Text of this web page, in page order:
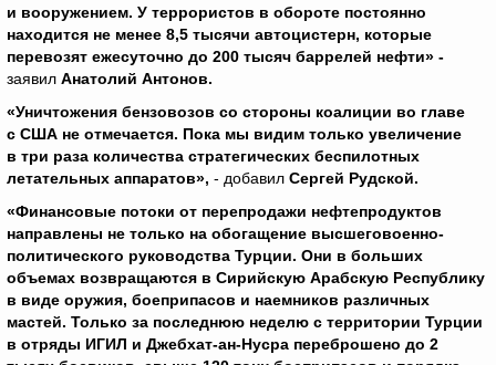
и вооружением. У террористов в обороте постоянно
находится не менее 8,5 тысячи автоцистерн, которые
перевозят ежесуточно до 200 тысяч баррелей нефти» -
заявил Анатолий Антонов.
«Уничтожения бензовозов со стороны коалиции во главе
с США не отмечается. Пока мы видим только увеличение
в три раза количества стратегических беспилотных
летательных аппаратов», - добавил Сергей Рудской.
«Финансовые потоки от перепродажи нефтепродуктов
направлены не только на обогащение высшеговоенно-
политического руководства Турции. Они в больших
объемах возвращаются в Сирийскую Арабскую Республику
в виде оружия, боеприпасов и наемников различных
мастей. Только за последнюю неделю с территории Турции
в отряды ИГИЛ и Джебхат-ан-Нусра переброшено до 2